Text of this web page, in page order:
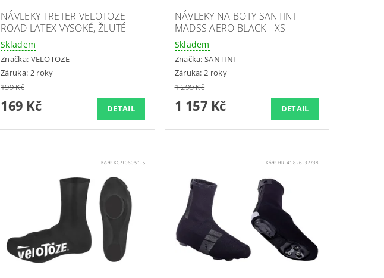
NÁVLEKY TRETER VELOTOZE
ROAD LATEX VYSOKÉ, ŽLUTÉ
Skladem
Značka: VELOTOZE
Záruka: 2 roky
199 Kč
169 Kč DETAIL
NÁVLEKY NA BOTY SANTINI
MADSS AERO BLACK - XS
Skladem
Značka:SANTINI
Záruka: 2 roky
1 299 Kč
1 157 Kč DETAIL
Kód: KC-906051-S Kód:HR-41826-37/38